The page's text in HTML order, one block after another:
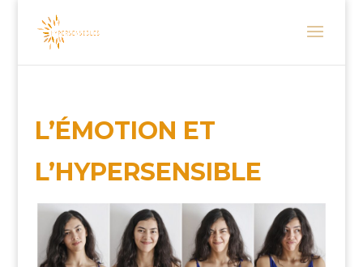
L’ÉMOTION ET
L’HYPERSENSIBLE